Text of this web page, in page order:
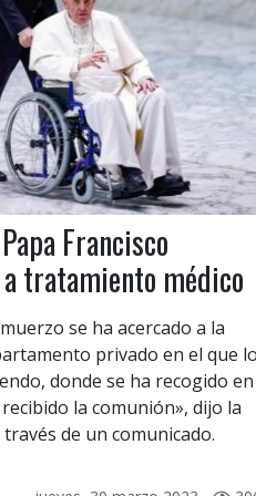
Francisco
tratamiento médico
se ha acercado a la
privado en el que
donde se ha recogido en
la comunión», dijo la
de un comunicado.